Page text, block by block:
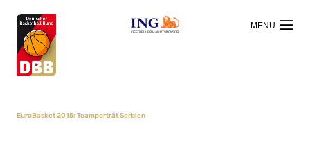
OFFIZIELLER HAUPTSPONSOR
EuroBasket 2015: Teamporträt Serbien